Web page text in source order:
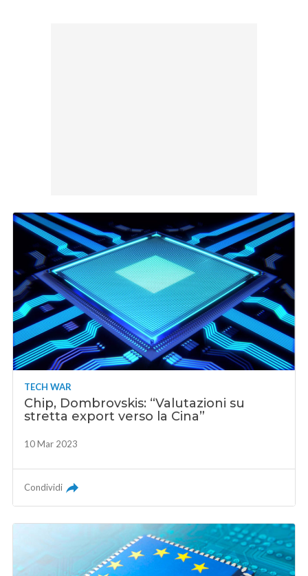
TECH WAR
Chip, Dombrovskis: “Valutazioni su
stretta export verso la Cina”
10 Mar 2023
Condividi